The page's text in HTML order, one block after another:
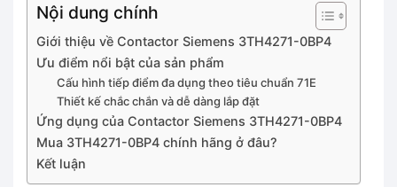
Nội dung chính
Giới thiệu về Contactor Siemens 3TH4271-0BP4
Ưu điểm nổi bật của sản phẩm
Cấu hình tiếp điểm đa dụng theo tiêu chuẩn 71E
Thiết kế chắc chắn và dễ dàng lắp đặt
Ứng dụng của Contactor Siemens 3TH4271-0BP4
Mua 3TH4271-0BP4 chính hãng ở đâu?
Kết luận